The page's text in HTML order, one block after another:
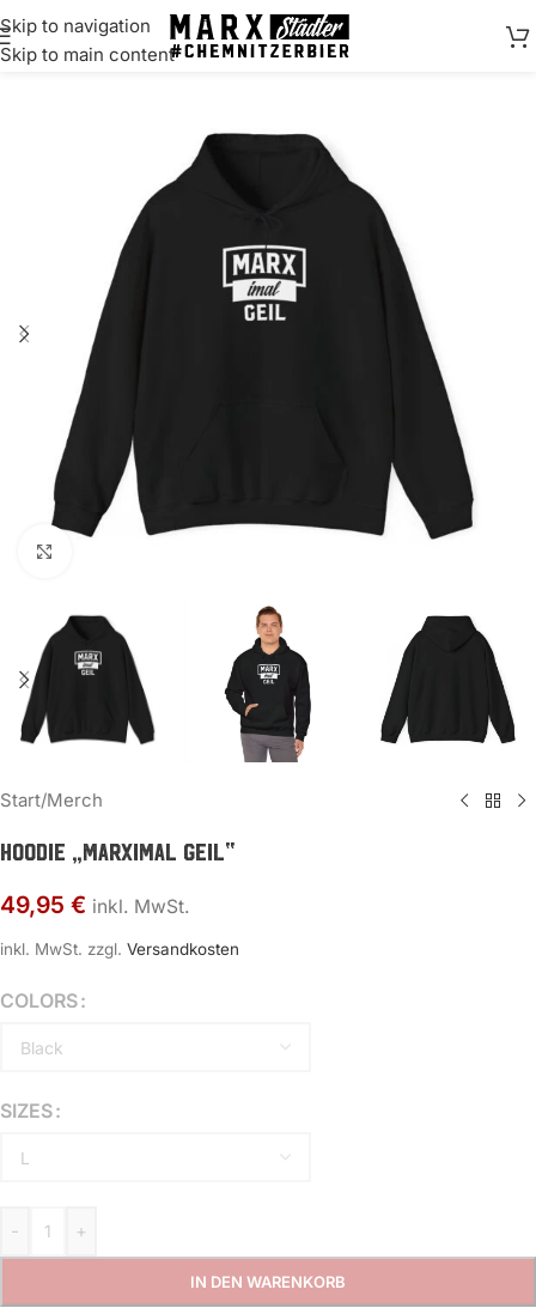
springen
Skip to navigation
Skip to main content
Start/Merch
Hoodie „MARXimal GEIL“
49,95 € inkl. MwSt.
inkl. MwSt. zzgl. Versandkosten
COLORS
SIZES
- +
IN DEN WARENKORB